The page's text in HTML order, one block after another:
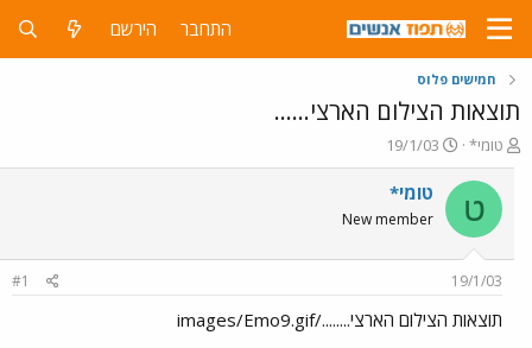
התחבר הירשם
חמישים פלוס
תוצאות הצילום הארצי......
פ
ו
ת
ח
ה
ש
א
טומי*
פ
ו
ר
19/1/03
ט טומי*
New member
19/1/03
#1
תוצאות הצילום הארצי......../images/Emo9.gif